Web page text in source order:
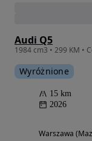
Audi Q5
1984 cm3 • 299 KM •
Wyróżnione
15 km
2026
Warszawa